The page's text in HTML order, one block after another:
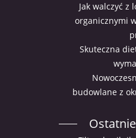
Jak walczyć z
organicznymi
Skuteczna
budowlane z